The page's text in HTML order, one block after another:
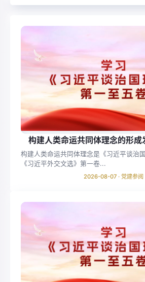
构建人类命运共同体理念的形成
构建人类命运共同体理念是《习近平谈治
《习近平外交文选》第一卷...
2026-08-07 · 党建参阅